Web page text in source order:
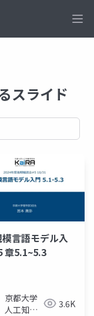
スライド
模言語モデル入
章5.1~5.3
京都大学
人工知能
3.6K